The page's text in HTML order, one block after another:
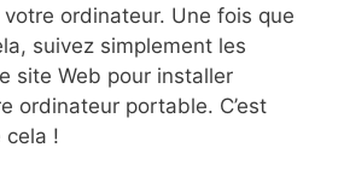
ordinateur. Une fois que
suivez simplement les
site Web pour installer
ordinateur portable. C’est
cela !